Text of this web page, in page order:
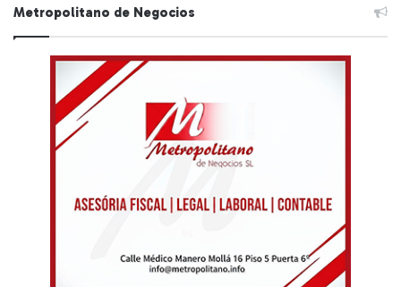
Metropolitano de Negocios